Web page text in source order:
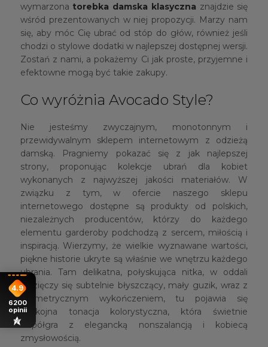
wymarzona torebka damska klasyczna znajdzie się
wśród prezentowanych w niej propozycji. Marzy nam
się, aby móc Cię ubrać od stóp do głów, również jeśli
chodzi o stylowe dodatki w najlepszej dostępnej wersji.
Zostań z nami, a pokażemy Ci jak proste, przyjemne i
efektowne mogą być takie zakupy.
Co wyróżnia Avocado Style?
Nie jesteśmy zwyczajnym, monotonnym i
przewidywalnym sklepem internetowym z odzieżą
damską. Pragniemy pokazać się z jak najlepszej
strony, proponując kolekcje ubrań dla kobiet
wykonanych z najwyższej jakości materiałów. W
związku z tym, w ofercie naszego sklepu
internetowego dostępne są produkty od polskich,
niezależnych producentów, którzy do każdego
elementu garderoby podchodzą z sercem, miłością i
inspiracją. Wierzymy, że wielkie wyznawane wartości,
piękne historie ukryte są właśnie we wnętrzu każdego
ubrania. Tam delikatna, połyskująca nitka, w oddali
wdzięczy się subtelnie błyszczący, mały guzik, wraz z
asymetrycznym wykończeniem, tu pojawia się
spokojna tonacja kolorystyczna, która świetnie
współgra z elegancką nonszalancją i kobiecą
zmysłowością.
4.9
6200
opinii